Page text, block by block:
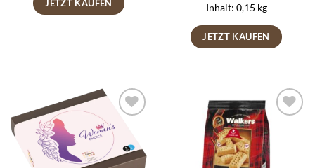
JETZT KAUFEN
Inhalt: 0,15 kg
JETZT KAUFEN
Auf die
Wunschliste
Auf die
Wunschliste